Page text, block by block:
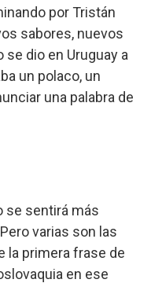
por Tristán
sabores, nuevos
dio en Uruguay a
un polaco, un
una palabra de
se sentirá más
varias son las
la primera frase de
en ese